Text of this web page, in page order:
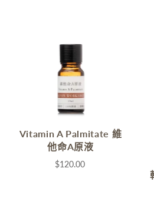
Vitamin A Palmitate 維
他命A原液
$120.00